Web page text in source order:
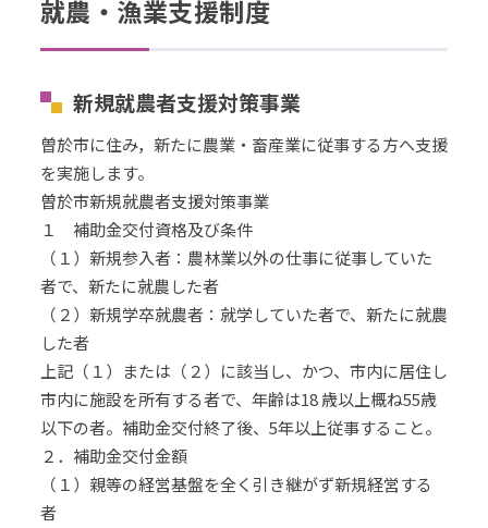
就農・漁業支援制度
新規就農者支援対策事業
曽於市に住み，新たに農業・畜産業に従事する方へ支援
を実施します。
曽於市新規就農者支援対策事業
１ 補助金交付資格及び条件
（１）新規参入者：農林業以外の仕事に従事していた
者で、新たに就農した者
（２）新規学卒就農者：就学していた者で、新たに就農
した者
上記（１）または（２）に該当し、かつ、市内に居住し
市内に施設を所有する者で、年齢は18 歳以上概ね55歳
以下の者。補助金交付終了後、5年以上従事すること。
２．補助金交付金額
（１）親等の経営基盤を全く引き継がず新規経営する
者